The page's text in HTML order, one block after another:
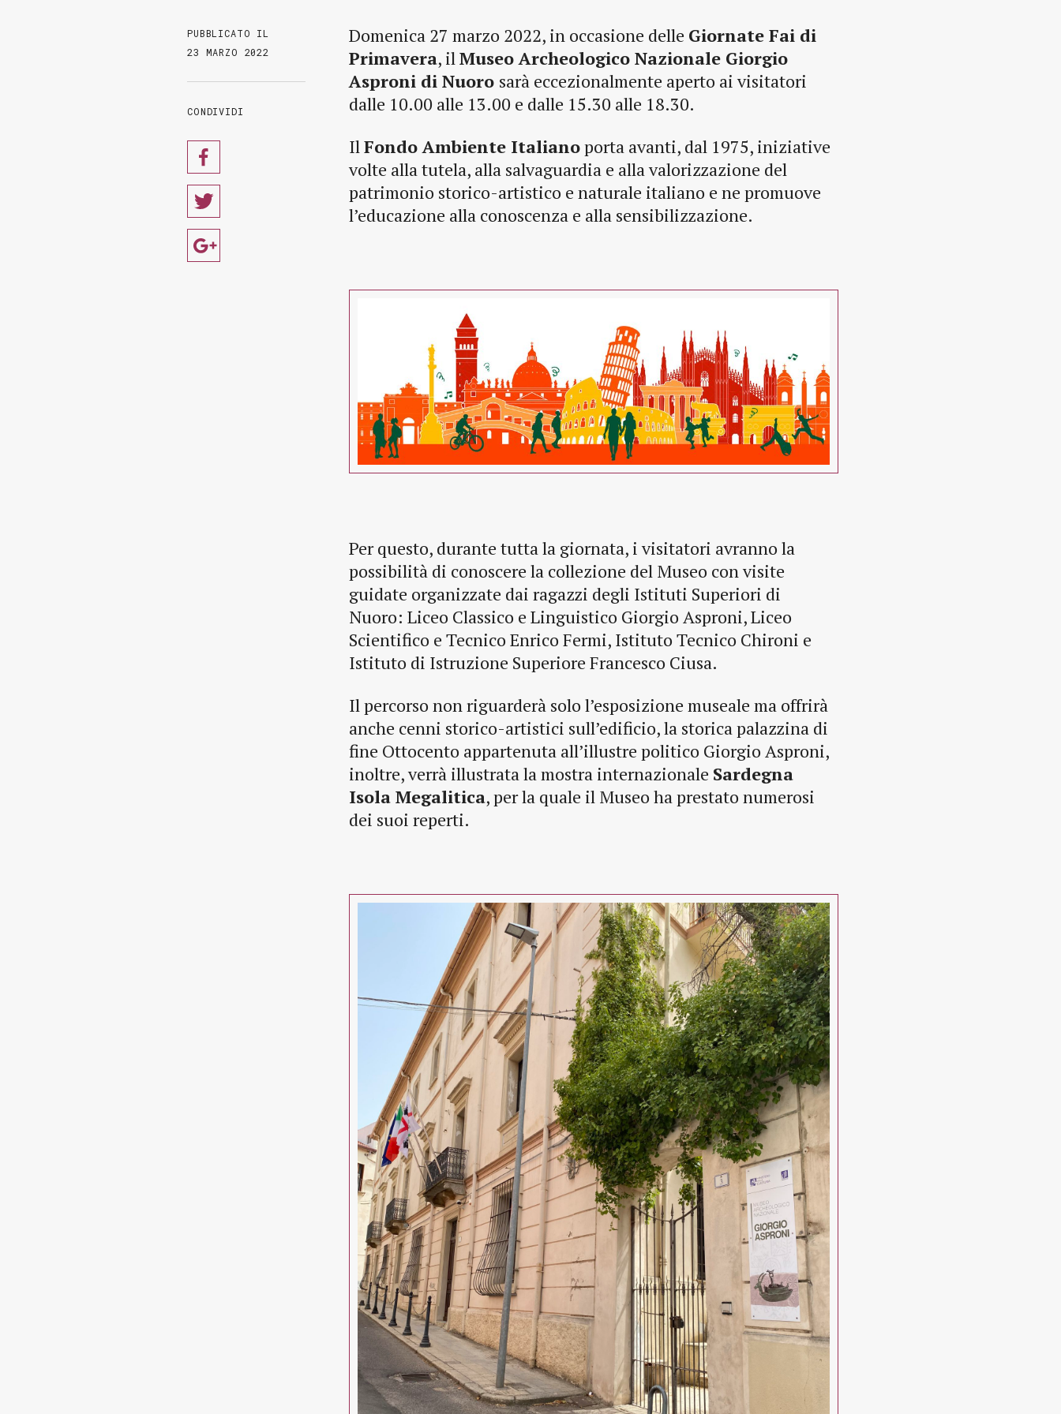
PUBBLICATO IL
23 MARZO 2022
CONDIVIDI
Domenica 27 marzo 2022, in occasione delle Giornate Fai di
Primavera, ilMuseo Archeologico Nazionale Giorgio
Asproni di Nuoro sarà eccezionalmente aperto ai visitatori
dalle 10.00 alle 13.00 e dalle 15.30 alle 18.30.
IlFondo Ambiente Italianoporta avanti, dal 1975, iniziative
volte alla tutela, alla salvaguardia e alla valorizzazione del
patrimonio storico-artistico e naturale italiano e ne promuove
l’educazione alla conoscenza e alla sensibilizzazione.
Per questo, durante tutta la giornata, i visitatori avranno la
possibilità di conoscere la collezione del Museo con visite
guidate organizzate dai ragazzi degli Istituti Superiori di
Nuoro: Liceo Classico e Linguistico Giorgio Asproni, Liceo
Scientifico e Tecnico Enrico Fermi, Istituto Tecnico Chironi e
Istituto di Istruzione Superiore Francesco Ciusa.
Il percorso non riguarderà solo l’esposizione museale ma offrirà
anche cenni storico-artistici sull’edificio, la storica palazzina di
fine Ottocento appartenuta all’illustre politico Giorgio Asproni,
inoltre, verrà illustrata la mostra internazionale Sardegna
Isola Megalitica, per la quale il Museo ha prestato numerosi
dei suoi reperti.